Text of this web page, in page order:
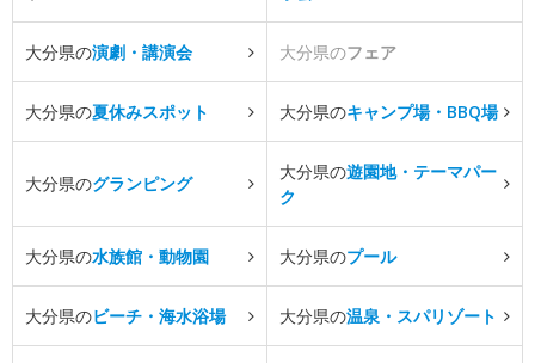
大分県の演劇・講演会 大分県のフェア
大分県の夏休みスポット 大分県のキャンプ場・BBQ場
大分県のグランピング
大分県の遊園地・テーマパー
ク
大分県の水族館・動物園 大分県のプール
大分県のビーチ・海水浴場 大分県の温泉・スパリゾート